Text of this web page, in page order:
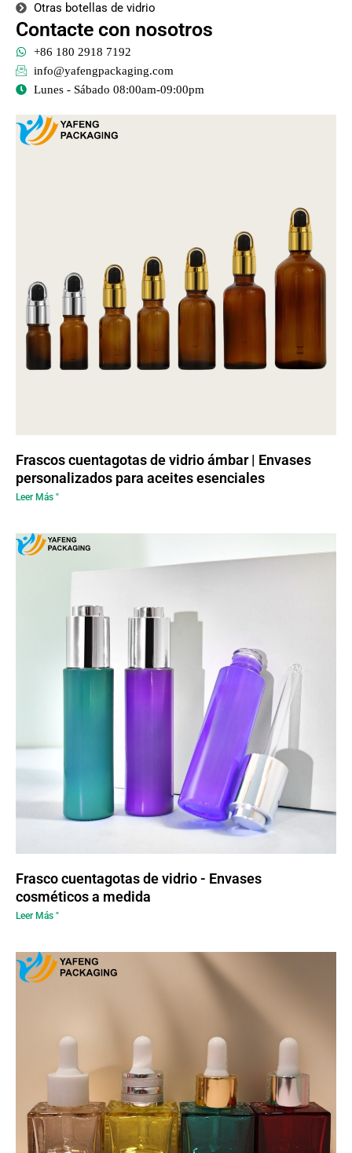
Otras botellas de vidrio
Contacte con nosotros
+86 180 2918 7192
info@yafengpackaging.com
Lunes - Sábado 08:00am-09:00pm
Frascos cuentagotas de vidrio ámbar | Envases
personalizados para aceites esenciales
Leer Más "
Frasco cuentagotas de vidrio - Envases
cosméticos a medida
Leer Más "